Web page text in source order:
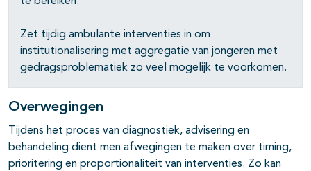
Zet tijdig ambulante interventies in om
institutionalisering met aggre­gatie van jongeren met
gedragsproblematiek zo veel mogelijk te voor­komen.
Overwegingen
Tijdens het proces van diagnostiek, advisering en
behandeling dient men afwegingen te maken over timing,
prioritering en proportionaliteit van interventies. Zo kan